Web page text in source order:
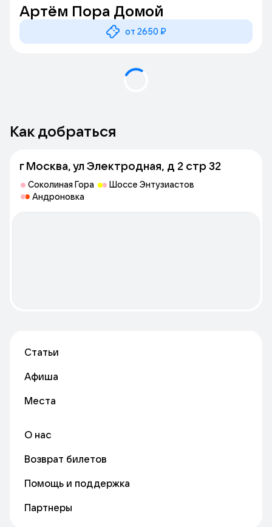
Артём Пора Домой
от 2650 ₽
Как добраться
г Москва, ул Электродная, д 2 стр 32
Соколиная Гора
Шоссе Энтузиастов
Андроновка
Статьи
Афиша
Места
О нас
Возврат билетов
Помощь и поддержка
Партнеры